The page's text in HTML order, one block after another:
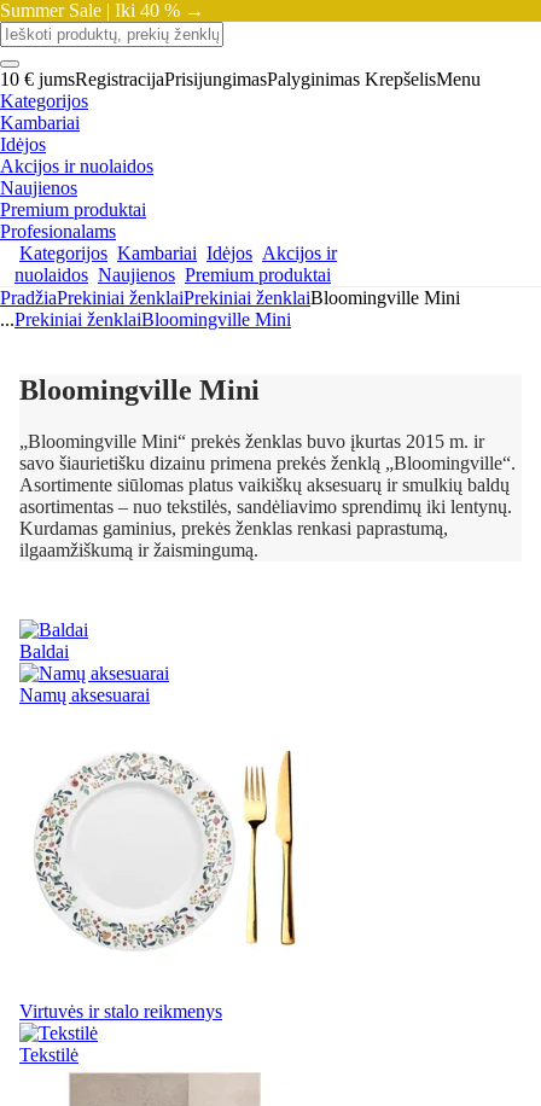
Summer Sale | Iki 40 % →
10 € jumsRegistracijaPrisijungimasPalyginimas KrepšelisMenu
Kategorijos
Kambariai
Idėjos
Akcijos ir nuolaidos
Naujienos
Premium produktai
Profesionalams
Kategorijos Kambariai Idėjos Akcijos ir
nuolaidos Naujienos Premium produktai
PradžiaPrekiniai ženklaiPrekiniai ženklaiBloomingville Mini
...Prekiniai ženklaiBloomingville Mini
Bloomingville Mini
„Bloomingville Mini“ prekės ženklas buvo įkurtas 2015 m. ir
savo šiaurietišku dizainu primena prekės ženklą „Bloomingville“.
Asortimente siūlomas platus vaikiškų aksesuarų ir smulkių baldų
asortimentas – nuo ​​tekstilės, sandėliavimo sprendimų iki lentynų.
Kurdamas gaminius, prekės ženklas renkasi paprastumą,
ilgaamžiškumą ir žaismingumą.
Baldai
Namų aksesuarai
Virtuvės ir stalo reikmenys
Tekstilė